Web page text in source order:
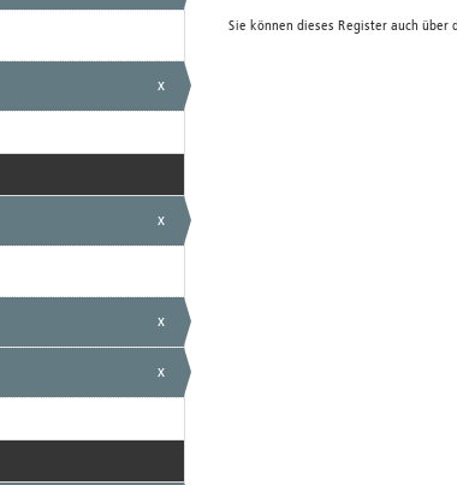
x
x
x
x
Sie können dieses Register auch über